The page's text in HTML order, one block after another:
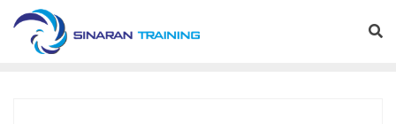
Skip
content